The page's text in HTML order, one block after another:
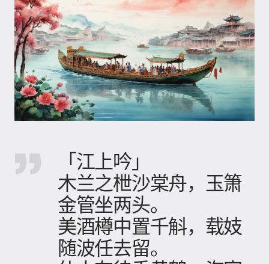
「江上吟」
木兰之枻沙棠舟，玉箫
金管坐两头。
美酒樽中置千斛，载妓
随波任去留。